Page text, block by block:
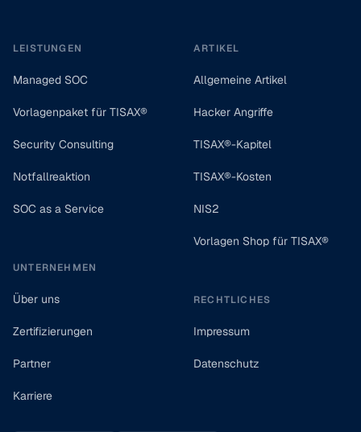
LEISTUNGEN
Managed SOC
Vorlagenpaket für TISAX®
Security Consulting
Notfallreaktion
SOC as a Service
UNTERNEHMEN
Über uns
Zertifizierungen
Partner
Karriere
ARTIKEL
Allgemeine Artikel
Hacker Angriffe
TISAX®-Kapitel
TISAX®-Kosten
NIS2
Vorlagen Shop für TISAX®
RECHTLICHES
Impressum
Datenschutz